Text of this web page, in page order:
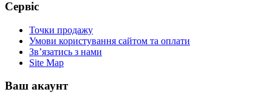
Сервіс
Точки продажу
Умови користування сайтом та оплати
Зв’язатись з нами
Site Map
Ваш акаунт